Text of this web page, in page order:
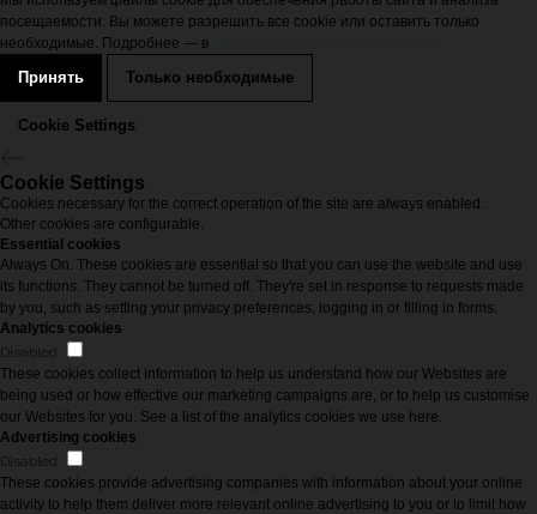
посещаемости. Вы можете разрешить все cookie или оставить только
необходимые. Подробнее — в
Принять Только необходимые
Cookie Settings
Cookie Settings
Cookies necessary for the correct operation of the site are always enabled.
Other cookies are configurable.
Essential cookies
Always On. These cookies are essential so that you can use the website and use
its functions. They cannot be turned off. They're set in response to requests made
by you, such as setting your privacy preferences, logging in or filling in forms.
Analytics cookies
Disabled
These cookies collect information to help us understand how our Websites are
being used or how effective our marketing campaigns are, or to help us customise
our Websites for you. See a list of the analytics cookies we use here.
Advertising cookies
Disabled
These cookies provide advertising companies with information about your online
activity to help them deliver more relevant online advertising to you or to limit how